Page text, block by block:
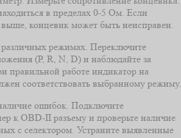
в пределах 0-5 Ом. Если
выше, концевик может быть неисправен.
различных режимах. Переключите
(P, R, N, D) и наблюдайте за
правильной работе индикатор на
соответствовать выбранному режиму.
ошибок. Подключите
к OBD-II разъему и проверьте наличие
с селектором. Устраните выявленные